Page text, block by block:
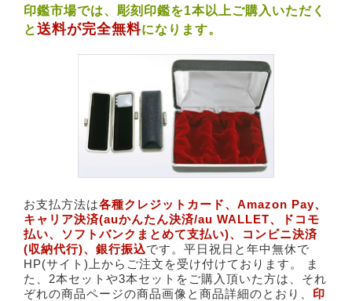
印鑑市場では、彫刻印鑑を1本以上ご購入いただく
と送料が完全無料になります。
お支払方法は各種クレジットカード、​Amazon Pay、​
キャリア決済(​auかんたん決済/au WALLET、ドコモ
払い、ソフトバンクまとめて支払い)、​コンビニ決済
(収納代行)、銀行振込です。平日祝日と年中無休で
HP(サイト)上からご注文を受け付けております。 ま
た、2本セットや3本セットをご購入頂いた方は、それ
ぞれの商品ページの商品画像と商品詳細のとおり、 印